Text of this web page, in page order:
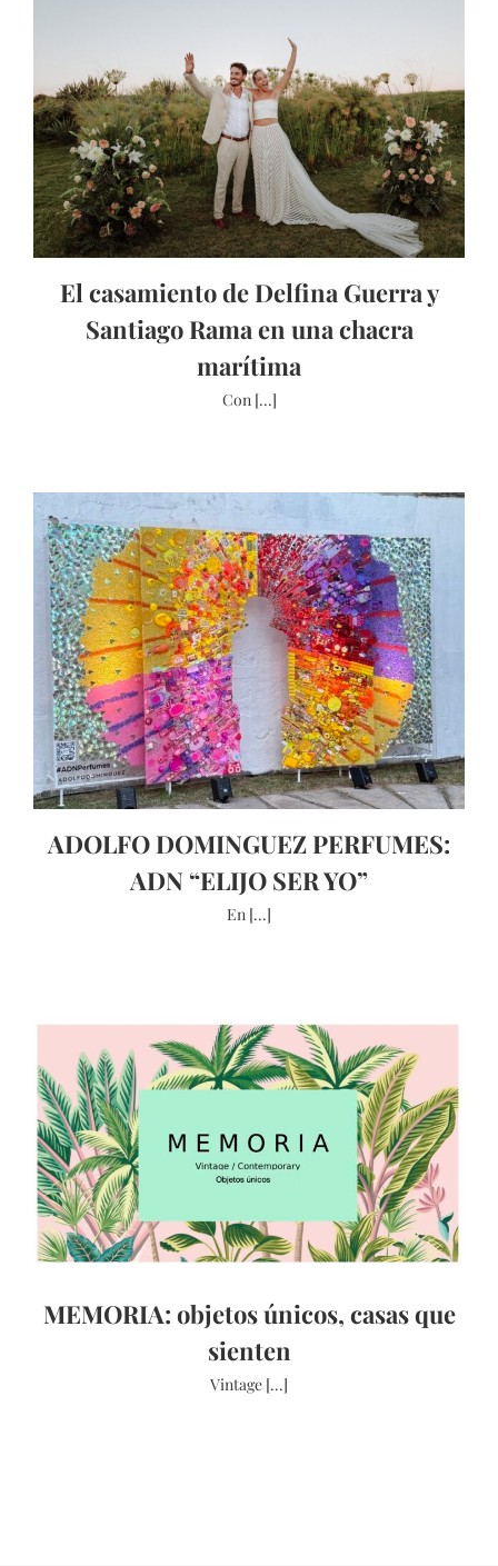
El casamiento de Delfina Guerra y
Santiago Rama en una chacra
marítima
Con [...]
ADOLFO DOMINGUEZ PERFUMES:
ADN “ELIJO SER YO”
En [...]
MEMORIA: objetos únicos, casas que
sienten
Vintage [...]